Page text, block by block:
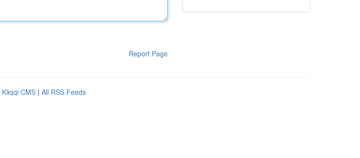
Report Page
Kliqqi CMS | All RSS Feeds